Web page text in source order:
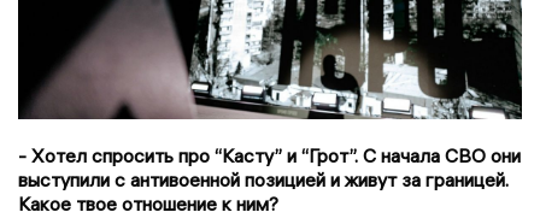
- Хотел спросить про “Касту” и “Грот”. С начала СВО они
выступили с антивоенной позицией и живут за границей.
Какое твое отношение к ним?